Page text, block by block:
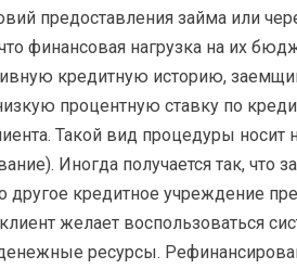
предоставления займа или
финансовая нагрузка на их
кредитную историю,
процентную ставку по
Такой вид процедуры носит
Иногда получается так, что
другое кредитное учреждение
желает воспользоваться
ресурсы.